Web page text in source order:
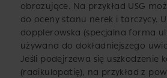
obrazujące. Na przykład USG
do oceny stanu nerek i tarczycy.
dopplerowska (specjalna forma
używana do dokładniejszego
Jeśli podejrzewa się uszkodzenie
(radikulopatię), na przykład z